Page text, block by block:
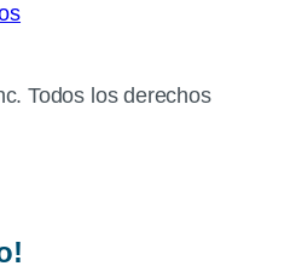
Todos los derechos